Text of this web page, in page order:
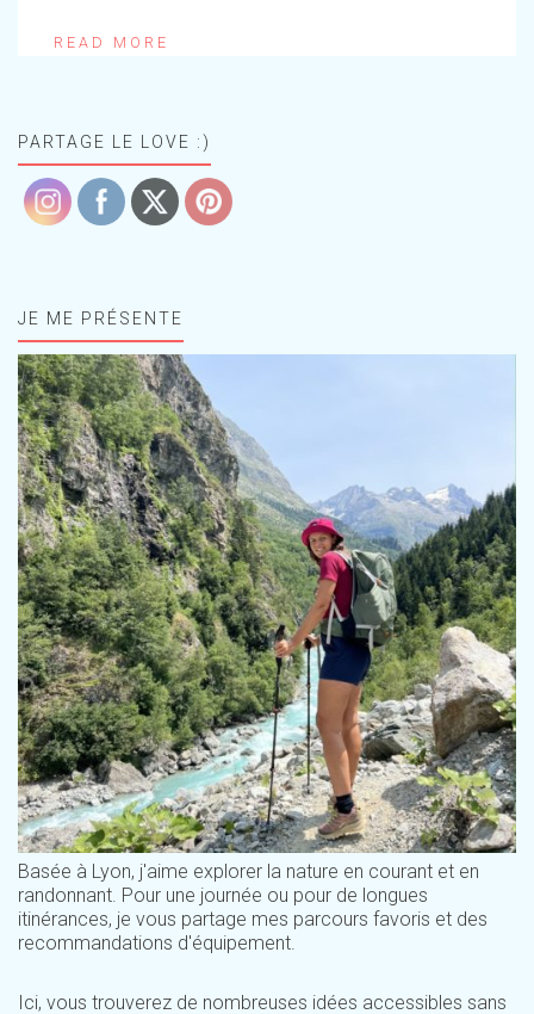
READ MORE
PARTAGE LE LOVE :)
JE ME PRÉSENTE
Basée à Lyon, j'aime explorer la nature en courant et en
randonnant. Pour une journée ou pour de longues
itinérances, je vous partage mes parcours favoris et des
recommandations d'équipement.
Ici, vous trouverez de nombreuses idées accessibles sans